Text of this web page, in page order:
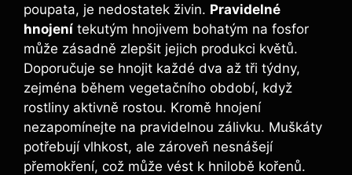
poupata, je nedostatek živin. Pravidelné
hnojení tekutým hnojivem bohatým na fosfor
může zásadně zlepšit jejich produkci květů.
Doporučuje se hnojit každé dva až tři týdny,
zejména během vegetačního období, když
rostliny aktivně rostou. Kromě hnojení
nezapomínejte na pravidelnou zálivku. Muškáty
potřebují vlhkost, ale zároveň nesnášejí
přemokření, což může vést k hnilobě kořenů.